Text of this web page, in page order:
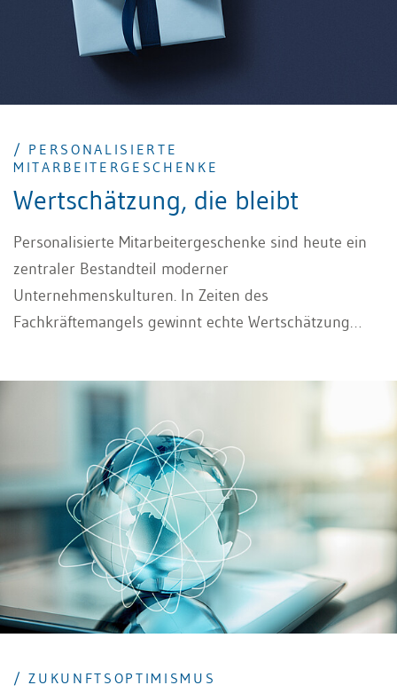
/ PERSONALISIERTE
MITARBEITERGESCHENKE
Wertschätzung, die bleibt
Personalisierte Mitarbeitergeschenke sind heute ein
zentraler Bestandteil moderner
Unternehmenskulturen. In Zeiten des
Fachkräftemangels gewinnt echte Wertschätzung
Anerkennung und Respekt.
/ ZUKUNFTSOPTIMISMUS